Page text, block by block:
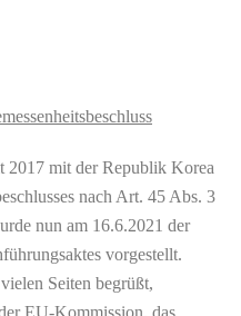
2017 mit der Republik Korea
nach Art. 45 Abs. 3
nun am 16.6.2021 der
vorgestellt.
Seiten begrüßt,
EU-Kommission, das